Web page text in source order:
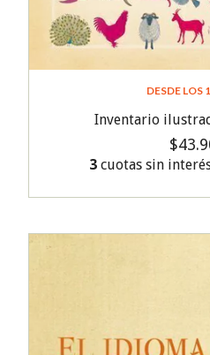
DESDE LOS
Inventario
3 cuotas sin